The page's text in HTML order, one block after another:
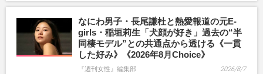
なにわ男子・長尾謙杜と熱愛報道の元E-
girls・稲垣莉生「犬顔が好き」過去の“半
同棲モデル”との共通点から透ける《一貫
した好み》《2026年8月Choice》
『週刊女性』編集部 2026/8/7